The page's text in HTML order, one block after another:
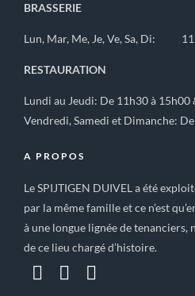
BRASSERIE
Lun, Mar, Me, Je, Ve, Sa, Di:
RESTAURATION
Lundi au Jeudi: De 11h30 à 15h00
Vendredi, Samedi et Dimanche:
A PROPOS
Le SPIJTIGEN DUIVEL a été
par la même famille et ce n’est
à une longue lignée de tenanciers,
de ce lieu chargé d’histoire.